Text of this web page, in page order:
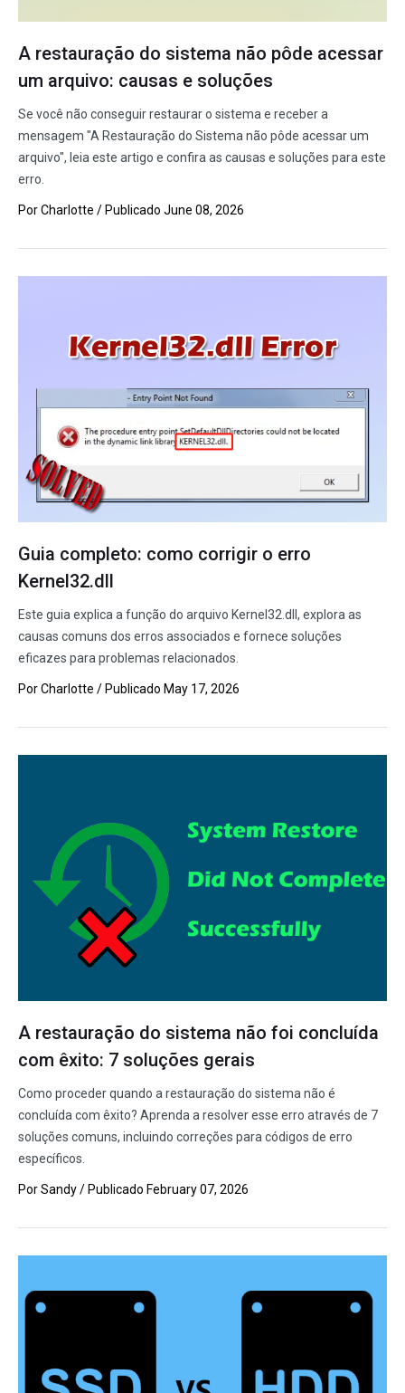
A restauração do sistema não pôde acessar
um arquivo: causas e soluções
Se você não conseguir restaurar o sistema e receber a
mensagem "A Restauração do Sistema não pôde acessar um
arquivo", leia este artigo e confira as causas e soluções para este
erro.
PorCharlotte / Publicado June 08, 2026
Guia completo: como corrigir o erro
Kernel32.dll
Este guia explica a função do arquivo Kernel32.dll, explora as
causas comuns dos erros associados e fornece soluções
eficazes para problemas relacionados.
PorCharlotte / Publicado May 17, 2026
A restauração do sistema não foi concluída
com êxito: 7 soluções gerais
Como proceder quando a restauração do sistema não é
concluída com êxito? Aprenda a resolver esse erro através de 7
soluções comuns, incluindo correções para códigos de erro
específicos.
PorSandy/ Publicado February 07, 2026